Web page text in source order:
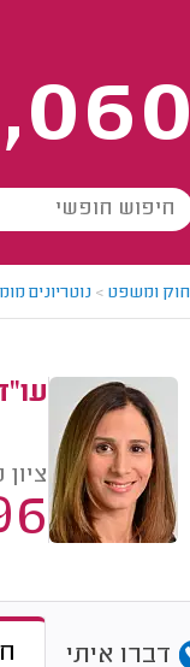
חוק ומשפט > נוטריונים
ציון
דברו איתי